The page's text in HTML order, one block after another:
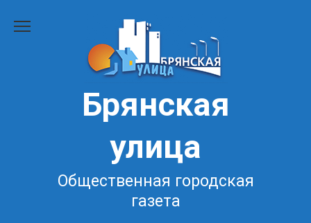
Брянская
улица
Общественная городская
газета